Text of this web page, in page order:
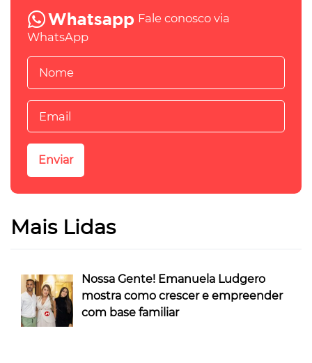
Fale conosco via
WhatsApp
Mais Lidas
Nossa Gente! Emanuela Ludgero
mostra como crescer e empreender
com base familiar